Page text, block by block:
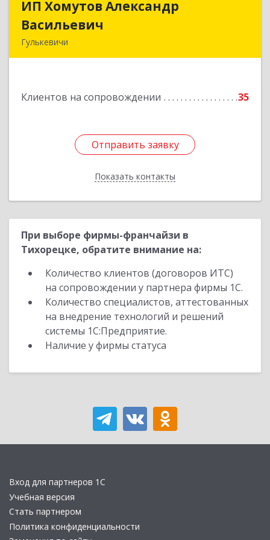
ИП Хомутов Александр
Васильевич
Гулькевичи
Клиентов на сопровождении 35
Отправить заявку
Показать контакты
ИП Хомутов Александр
Подробнее
Отправить заявку
Назад
При выборе фирмы-франчайзи в
Тихорецке, обратите внимание на:
Количество клиентов (договоров ИТС)
на сопровождении у партнера фирмы 1С.
Количество специалистов, аттестованных
на внедрение технологий и решений
системы 1С:Предприятие.
Наличие у фирмы статуса
Вход для партнеров 1С
Учебная версия
Стать партнером
Политика конфиденциальности